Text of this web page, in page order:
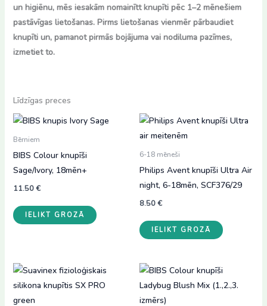
un higiēnu, mēs iesakām nomainītt knupīti pēc 1–2 mēnešiem
pastāvīgas lietošanas. Pirms lietošanas vienmēr pārbaudiet
knupīti un, pamanot pirmās bojājuma vai nodiluma pazīmes,
izmetiet to.
Līdzīgas preces
Bērniem
BIBS Colour knupīši
Sage/Ivory, 18mēn+
11.50€
IELIKT GROZĀ
6-18 mēneši
Philips Avent knupīši Ultra Air
night, 6-18mēn, SCF376/29
8.50€
IELIKT GROZĀ